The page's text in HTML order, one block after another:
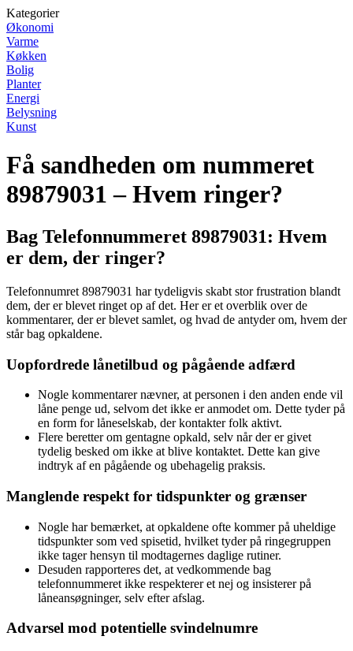
Kategorier
Økonomi
Varme
Køkken
Bolig
Planter
Energi
Belysning
Kunst
Få sandheden om nummeret
89879031 – Hvem ringer?
Bag Telefonnummeret 89879031: Hvem
er dem, der ringer?
Telefonnumret 89879031 har tydeligvis skabt stor frustration blandt
dem, der er blevet ringet op af det. Her er et overblik over de
kommentarer, der er blevet samlet, og hvad de antyder om, hvem der
står bag opkaldene.
Uopfordrede lånetilbud og pågående adfærd
Nogle kommentarer nævner, at personen i den anden ende vil
låne penge ud, selvom det ikke er anmodet om. Dette tyder på
en form for låneselskab, der kontakter folk aktivt.
Flere beretter om gentagne opkald, selv når der er givet
tydelig besked om ikke at blive kontaktet. Dette kan give
indtryk af en pågående og ubehagelig praksis.
Manglende respekt for tidspunkter og grænser
Nogle har bemærket, at opkaldene ofte kommer på uheldige
tidspunkter som ved spisetid, hvilket tyder på ringegruppen
ikke tager hensyn til modtagernes daglige rutiner.
Desuden rapporteres det, at vedkommende bag
telefonnummeret ikke respekterer et nej og insisterer på
låneansøgninger, selv efter afslag.
Advarsel mod potentielle svindelnumre